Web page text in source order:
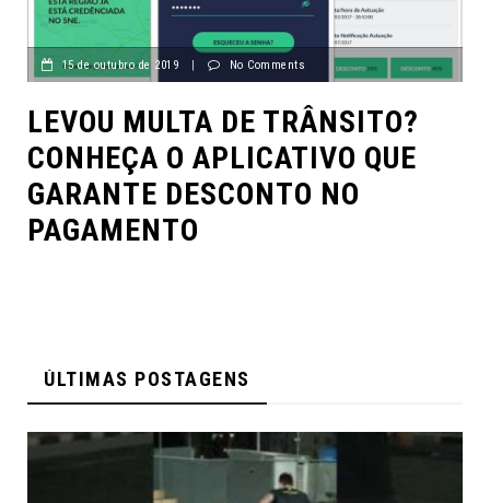
15 de outubro de 2019 No Comments
LEVOU MULTA DE TRÂNSITO?
CONHEÇA O APLICATIVO QUE
GARANTE DESCONTO NO
PAGAMENTO
ÚLTIMAS POSTAGENS